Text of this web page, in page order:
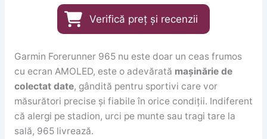
Verifică preț și recenzii
Garmin Forerunner 965 nu este doar un ceas frumos
cu ecran AMOLED, este o adevărată mașinărie de
colectat date, gândită pentru sportivi care vor
măsurători precise și fiabile în orice condiții. Indiferent
că alergi pe stadion, urci pe munte sau tragi tare la
sală, 965 livrează.